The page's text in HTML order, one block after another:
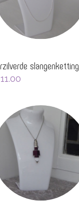
slangenketting
11.00